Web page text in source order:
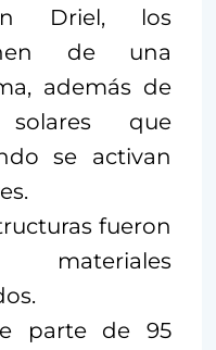
Driel, los
de una
además de
que
se activan
fueron
materiales
parte de 95